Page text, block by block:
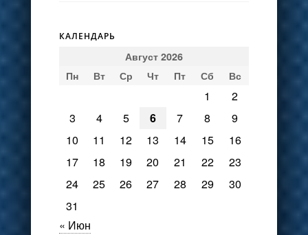
КАЛЕНДАРЬ
Август 2026
Пн
Вт Ср Чт Пт Сб Вс
1
2
3
4 5 6 7 8
9
10
11 12 13 14 15
16
17
18 19 20 21 22
23
24
25 26 27 28 29
30
31
« Июн